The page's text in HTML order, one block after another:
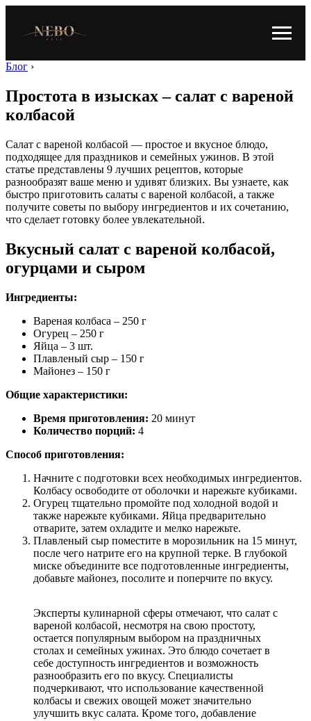
Блог ›
Простота в изысках – салат с вареной
колбасой
Салат с вареной колбасой — простое и вкусное блюдо,
подходящее для праздников и семейных ужинов. В этой
статье представлены 9 лучших рецептов, которые
разнообразят ваше меню и удивят близких. Вы узнаете, как
быстро приготовить салаты с вареной колбасой, а также
получите советы по выбору ингредиентов и их сочетанию,
что сделает готовку более увлекательной.
Вкусный салат с вареной колбасой,
огурцами и сыром
Ингредиенты:
Вареная колбаса – 250 г
Огурец – 250 г
Яйца – 3 шт.
Плавленый сыр – 150 г
Майонез – 150 г
Общие характеристики:
Время приготовления: 20 минут
Количество порций: 4
Способ приготовления:
Начните с подготовки всех необходимых ингредиентов.
Колбасу освободите от оболочки и нарежьте кубиками.
Огурец тщательно промойте под холодной водой и
также нарежьте кубиками. Яйца предварительно
отварите, затем охладите и мелко нарежьте.
Плавленый сыр поместите в морозильник на 15 минут,
после чего натрите его на крупной терке. В глубокой
миске объедините все подготовленные ингредиенты,
добавьте майонез, посолите и поперчите по вкусу.
Эксперты кулинарной сферы отмечают, что салат с
вареной колбасой, несмотря на свою простоту,
остается популярным выбором на праздничных
столах и семейных ужинах. Это блюдо сочетает в
себе доступность ингредиентов и возможность
разнообразить его по вкусу. Специалисты
подчеркивают, что использование качественной
колбасы и свежих овощей может значительно
улучшить вкус салата. Кроме того, добавление